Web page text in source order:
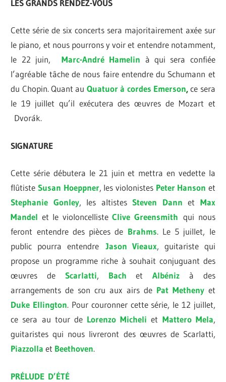
LES GRANDS RENDEZ-VOUS
Cette série de six concerts sera majoritairement axée sur
le piano, et nous pourrons y voir et entendre notamment,
le 22 juin, Marc-André Hamelin à qui sera confiée
l’agréable tâche de nous faire entendre du Schumann et
du Chopin. Quant au Quatuor à cordes Emerson,ce sera
le 19 juillet qu’il exécutera des œuvres de Mozart et
Dvorák.
SIGNATURE
Cette série débutera le 21 juin et mettra en vedette la
flûtiste Susan Hoeppner, les violonistes Peter Hanson et
Stephanie Gonley, les altistesSteven Dannet Max
Mandel et le violoncellisteClive Greensmithqui nous
feront entendre des pièces de Brahms. Le 5 juillet, le
public pourra entendreJason Vieaux, guitariste qui
propose un programme riche à souhait conjuguant des
œuvres de Scarlatti, Bach etAlbéniz à des
arrangements de son cru aux airs de Pat Methenyet
Duke Ellington. Pour couronner cette série, le 12 juillet,
ce sera au tour de Lorenzo Micheliet Mattero Mela,
guitaristes qui nous livreront des œuvres de Scarlatti,
Piazzolla et Beethoven.
PRÉLUDE D’ÉTÉ